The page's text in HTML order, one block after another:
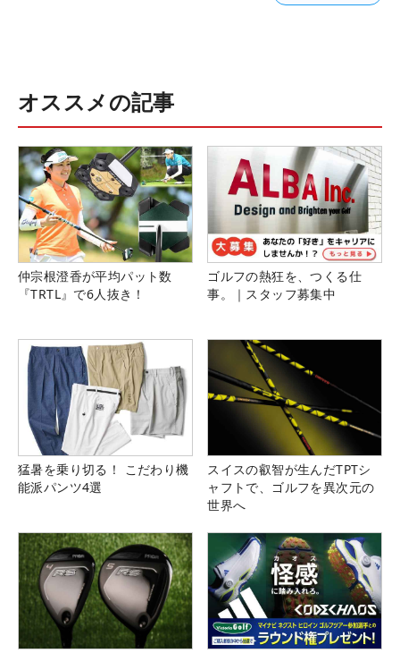
オススメの記事
仲宗根澄香が平均パット数
『TRTL』で6人抜き！
ゴルフの熱狂を、つくる仕
事。｜スタッフ募集中
猛暑を乗り切る！ こだわり機
能派パンツ4選
スイスの叡智が生んだTPTシ
ャフトで、ゴルフを異次元の
世界へ